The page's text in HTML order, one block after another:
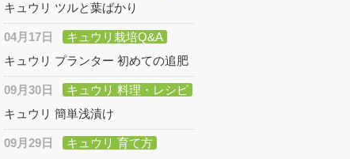
キュウリ ツルと葉ばかり
04月17日
キュウリ栽培Q&A
キュウリ プランター 初めての追肥
09月30日
キュウリ 料理・レシピ
キュウリ 簡単浅漬け
09月29日
キュウリ 育て方